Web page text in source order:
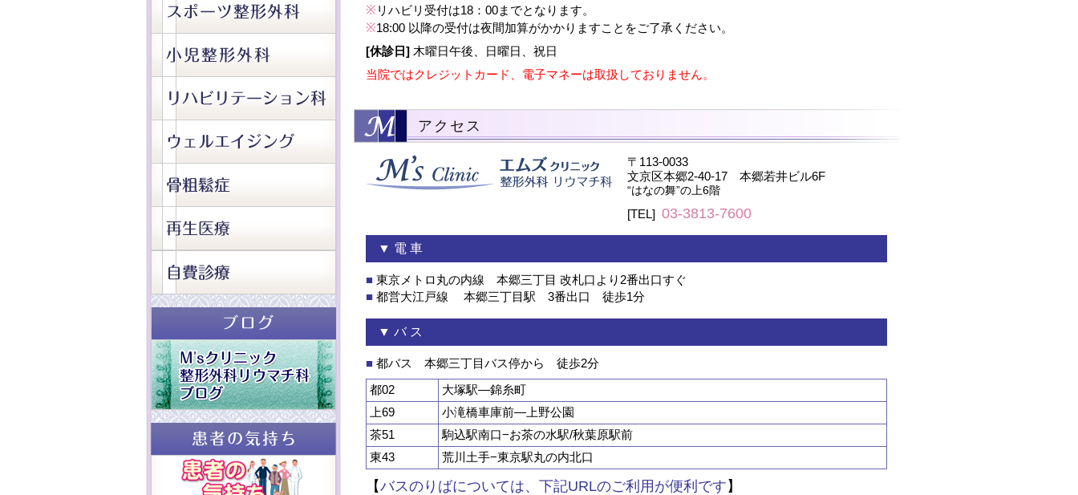
※ リハビリ受付は18：00までとなります。
※18:00 以降の受付は夜間加算がかかりますことをご了承ください。
[休診日] 木曜日午後、日曜日、祝日
当院ではクレジットカード、電子マネーは取扱しておりません。
アクセス
〒113-0033
文京区本郷2-40-17 本郷若井ビル6F
“はなの舞”の上6階
[TEL] 03-3813-7600
▼ 電 車
■ 東京メトロ丸の内線 本郷三丁目 改札口より2番出口すぐ
■ 都営大江戸線 本郷三丁目駅 3番出口 徒歩1分
▼ バ ス
■ 都バス 本郷三丁目バス停から 徒歩2分
都02
大塚駅—錦糸町
上69
小滝橋車庫前—上野公園
茶51
駒込駅南口−お茶の水駅/秋葉原駅前
東43
荒川土手−東京駅丸の内北口
【バスのりばについては、下記URLのご利用が便利です】